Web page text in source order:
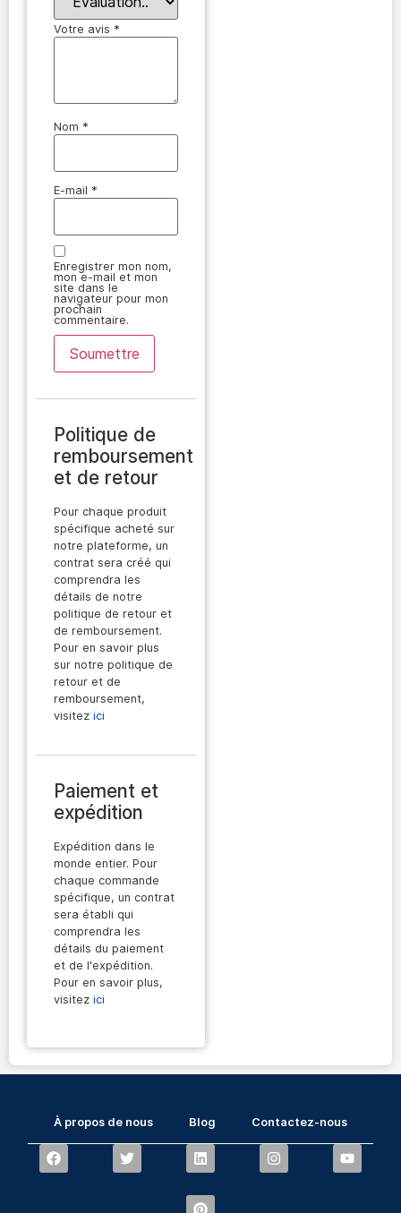
Votre avis *
Nom *
E-mail *
Enregistrer mon nom,
mon e-mail et mon
site dans le
navigateur pour mon
prochain
commentaire.
Politique de
remboursement
et de retour
Pour chaque produit
spécifique acheté sur
notre plateforme, un
contrat sera créé qui
comprendra les
détails de notre
politique de retour et
de remboursement.
Pour en savoir plus
sur notre politique de
retour et de
remboursement,
visitez ici
Paiement et
expédition
Expédition dans le
monde entier. Pour
chaque commande
spécifique, un contrat
sera établi qui
comprendra les
détails du paiement
et de l'expédition.
Pour en savoir plus,
visitez ici
À propos de nous Blog Contactez-nous